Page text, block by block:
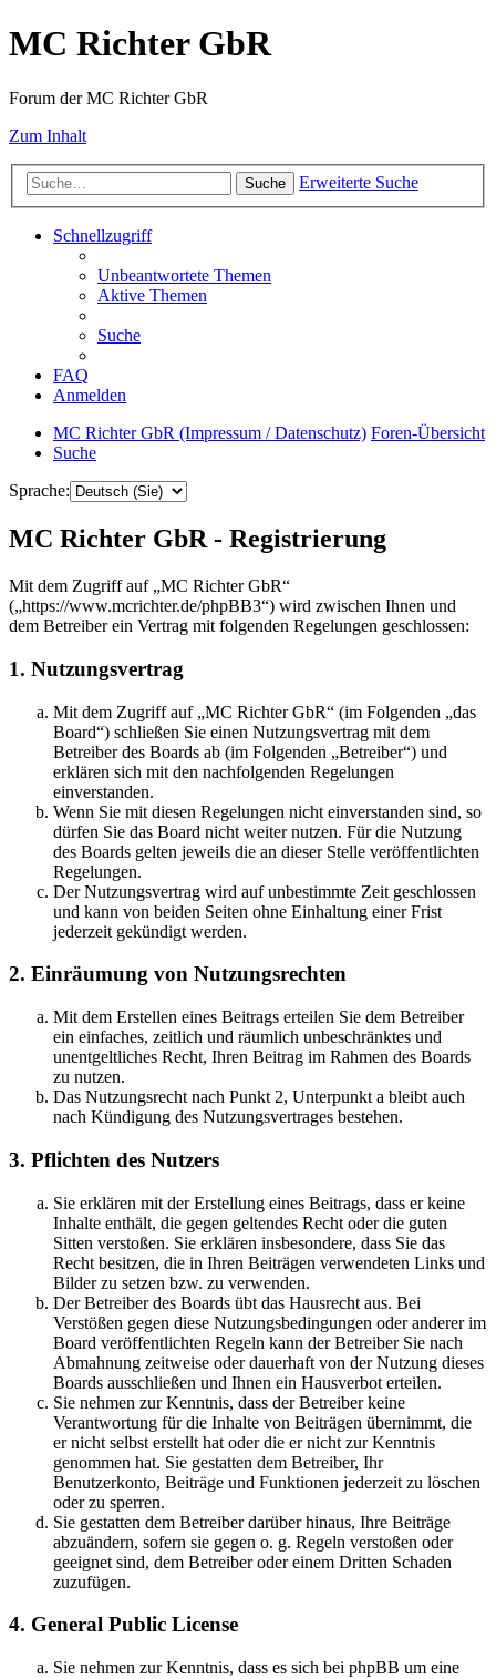
MC Richter GbR
Forum der MC Richter GbR
Zum Inhalt
Suche Erweiterte Suche
Schnellzugriff
Unbeantwortete Themen
Aktive Themen
Suche
FAQ
Anmelden
MC Richter GbR (Impressum / Datenschutz) Foren-Übersicht
Suche
Sprache:
MC Richter GbR - Registrierung
Mit dem Zugriff auf „MC Richter GbR“
(„https://www.mcrichter.de/phpBB3“) wird zwischen Ihnen und
dem Betreiber ein Vertrag mit folgenden Regelungen geschlossen:
1. Nutzungsvertrag
Mit dem Zugriff auf „MC Richter GbR“ (im Folgenden „das
Board“) schließen Sie einen Nutzungsvertrag mit dem
Betreiber des Boards ab (im Folgenden „Betreiber“) und
erklären sich mit den nachfolgenden Regelungen
einverstanden.
Wenn Sie mit diesen Regelungen nicht einverstanden sind, so
dürfen Sie das Board nicht weiter nutzen. Für die Nutzung
des Boards gelten jeweils die an dieser Stelle veröffentlichten
Regelungen.
Der Nutzungsvertrag wird auf unbestimmte Zeit geschlossen
und kann von beiden Seiten ohne Einhaltung einer Frist
jederzeit gekündigt werden.
2. Einräumung von Nutzungsrechten
Mit dem Erstellen eines Beitrags erteilen Sie dem Betreiber
ein einfaches, zeitlich und räumlich unbeschränktes und
unentgeltliches Recht, Ihren Beitrag im Rahmen des Boards
zu nutzen.
Das Nutzungsrecht nach Punkt 2, Unterpunkt a bleibt auch
nach Kündigung des Nutzungsvertrages bestehen.
3. Pflichten des Nutzers
Sie erklären mit der Erstellung eines Beitrags, dass er keine
Inhalte enthält, die gegen geltendes Recht oder die guten
Sitten verstoßen. Sie erklären insbesondere, dass Sie das
Recht besitzen, die in Ihren Beiträgen verwendeten Links und
Bilder zu setzen bzw. zu verwenden.
Der Betreiber des Boards übt das Hausrecht aus. Bei
Verstößen gegen diese Nutzungsbedingungen oder anderer im
Board veröffentlichten Regeln kann der Betreiber Sie nach
Abmahnung zeitweise oder dauerhaft von der Nutzung dieses
Boards ausschließen und Ihnen ein Hausverbot erteilen.
Sie nehmen zur Kenntnis, dass der Betreiber keine
Verantwortung für die Inhalte von Beiträgen übernimmt, die
er nicht selbst erstellt hat oder die er nicht zur Kenntnis
genommen hat. Sie gestatten dem Betreiber, Ihr
Benutzerkonto, Beiträge und Funktionen jederzeit zu löschen
oder zu sperren.
Sie gestatten dem Betreiber darüber hinaus, Ihre Beiträge
abzuändern, sofern sie gegen o. g. Regeln verstoßen oder
geeignet sind, dem Betreiber oder einem Dritten Schaden
zuzufügen.
4. General Public License
Sie nehmen zur Kenntnis, dass es sich bei phpBB um eine